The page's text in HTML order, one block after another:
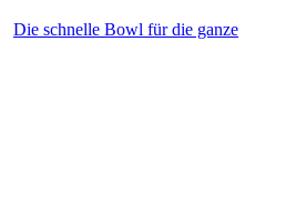
Die schnelle Bowl für die ganze